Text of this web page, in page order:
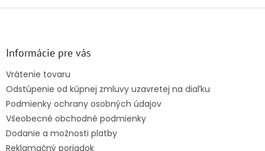
Z
Informácie pre vás
Vrátenie tovaru
Odstúpenie od kúpnej zmluvy uzavretej na diaľku
Podmienky ochrany osobných údajov
Všeobecné obchodné podmienky
Dodanie a možnosti platby
Reklamačný poriadok